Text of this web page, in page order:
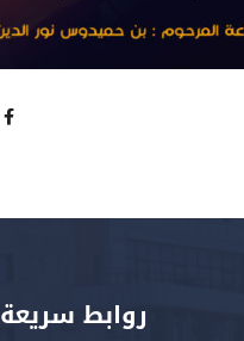
روابط سريعة